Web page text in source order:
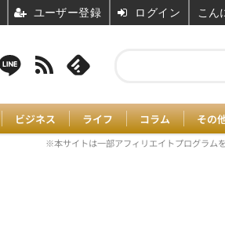
ビジネス ライフ コラム その
※本サイトは一部アフィリエイトプログラム
ユーザー登録 ログイン こん